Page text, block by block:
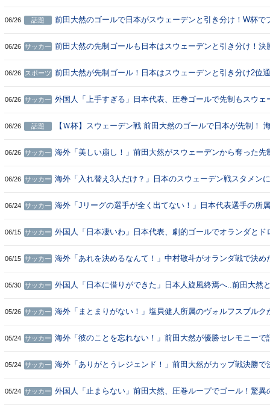
06/26 話題
前田大然のゴールで日本がスウェーデンと引き分け！W杯で
反応）
06/26 サッカー 前田大然の先制ゴールも日本はスウェーデンと引き分け！決
06/26 スポーツ 前田大然が先制ゴール！日本はスウェーデンと引き分け2位
06/26 サッカー 外国人「上手すぎる」日本代表、圧巻ゴールで先制もスウェ
06/26 話題
【Ｗ杯】スウェーデン戦 前田大然のゴールで日本が先制！
06/26 サッカー 海外「美しい崩し！」前田大然がスウェーデンから奪った先
06/26 サッカー 海外「入れ替え3人だけ？」日本のスウェーデン戦スタメン
06/24 サッカー 海外「Jリーグの選手が全く出てない！」日本代表選手の所
06/15 サッカー 外国人「日本凄いわ」日本代表、劇的ゴールでオランダとド
06/15 サッカー 海外「あれを決めるなんて！」中村敬斗がオランダ戦で決め
05/30 サッカー 外国人「日本に借りができた」日本人旋風終焉へ..前田大然
【海外の反応】
05/26 サッカー 海外「まとまりがない！」塩貝健人所属のヴォルフスブルク
05/24 サッカー 海外「彼のことを忘れない！」前田大然が優勝セレモニーで
05/24 サッカー 海外「ありがとうレジェンド！」前田大然がカップ戦決勝で
05/24 サッカー 外国人「止まらない」前田大然、圧巻ループでゴール！驚異